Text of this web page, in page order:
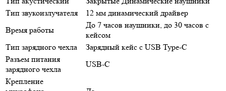
Тип звукоизлучателя
12 мм динамический драйвер
Время работы
До 7 часов наушники, до 30 часов с
кейсом
Тип зарядного чехла
Зарядный кейс с USB Type-C
Разъем питания
зарядного чехла
USB-C
Крепление